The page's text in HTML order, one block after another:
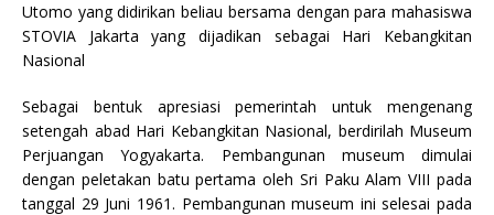
Utomo yang didirikan beliau bersama dengan para mahasiswa
STOVIA Jakarta yang dijadikan sebagai Hari Kebangkitan
Nasional
Sebagai bentuk apresiasi pemerintah untuk mengenang
setengah abad Hari Kebangkitan Nasional, berdirilah Museum
Perjuangan Yogyakarta. Pembangunan museum dimulai
dengan peletakan batu pertama oleh Sri Paku Alam VIII pada
tanggal 29 Juni 1961. Pembangunan museum ini selesai pada